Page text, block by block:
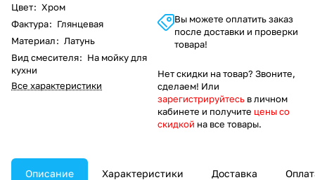
Цвет: Хром
Фактура: Глянцевая
Материал: Латунь
Вид смесителя: На мойку для
кухни
Все характеристики
Вы можете оплатить заказ
после доставки и проверки
товара!
Нет скидки на товар? Звоните,
сделаем! Или
зарегистрируйтесь в личном
кабинете и получите цены со
скидкой на все товары.
Описание Характеристики Доставка